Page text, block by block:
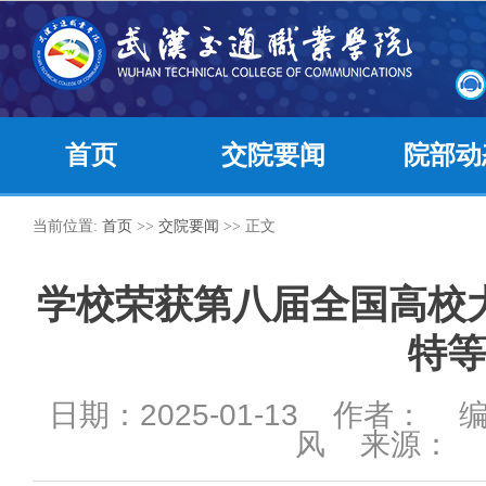
首页 交院要闻 院部
当前位置: 首页 >> 交院要闻 >> 正文
学校荣获第八届全国高校
特
日期：2025-01-13 作者：
风 来源：